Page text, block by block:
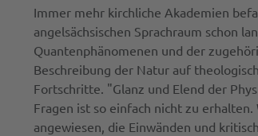
Immer mehr kirchliche Akademien
angelsächsischen Sprachraum schon
Quantenphänomenen und der
Beschreibung der Natur auf
Fortschritte. "Glanz und Elend der
Fragen ist so einfach nicht zu
angewiesen, die Einwänden und